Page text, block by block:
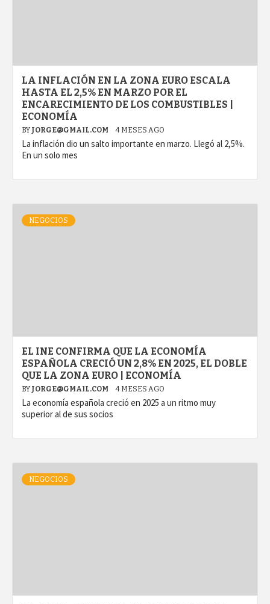
LA INFLACIÓN EN LA ZONA EURO ESCALA
HASTA EL 2,5% EN MARZO POR EL
ENCARECIMIENTO DE LOS COMBUSTIBLES |
ECONOMÍA
BY JORGE@GMAIL.COM 4 MESES AGO
La inflación dio un salto importante en marzo. Llegó al 2,5%.
En un solo mes
NEGOCIOS
EL INE CONFIRMA QUE LA ECONOMÍA
ESPAÑOLA CRECIÓ UN 2,8% EN 2025, EL DOBLE
QUE LA ZONA EURO | ECONOMÍA
BY JORGE@GMAIL.COM 4 MESES AGO
La economía española creció en 2025 a un ritmo muy
superior al de sus socios
NEGOCIOS